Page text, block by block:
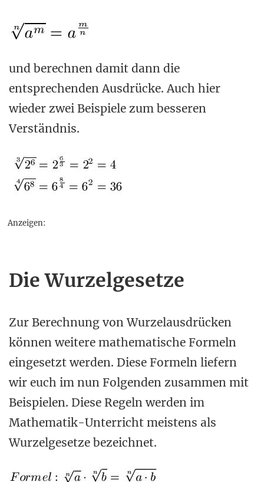
und berechnen damit dann die
entsprechenden Ausdrücke. Auch hier
wieder zwei Beispiele zum besseren
Verständnis.
Anzeigen:
Die Wurzelgesetze
Zur Berechnung von Wurzelausdrücken
können weitere mathematische Formeln
eingesetzt werden. Diese Formeln liefern
wir euch im nun Folgenden zusammen mit
Beispielen. Diese Regeln werden im
Mathematik-Unterricht meistens als
Wurzelgesetze bezeichnet.